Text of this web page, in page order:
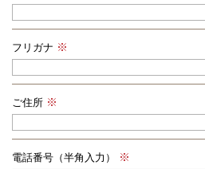
フリガナ
ご住所
電話番号（半角入力）